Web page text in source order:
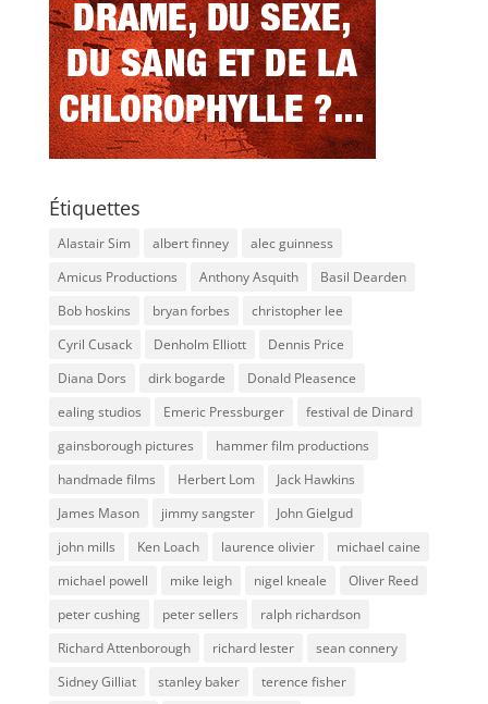
Étiquettes
Alastair Sim albert finney
alec guinness
Amicus Productions
Anthony Asquith
Basil Dearden
Bob hoskins
bryan forbes
christopher lee
Cyril Cusack
Denholm Elliott
Dennis Price
Diana Dors
dirk bogarde
Donald Pleasence
ealing studios
Emeric Pressburger
festival de Dinard
gainsborough pictures
hammer film productions
handmade films
Herbert Lom
Jack Hawkins
James Mason
jimmy sangster
John Gielgud
john mills
Ken Loach laurence olivier
michael caine
michael powell
mike leigh nigel kneale
Oliver Reed
peter cushing
peter sellers
ralph richardson
Richard Attenborough
richard lester
sean connery
Sidney Gilliat
stanley baker
terence fisher